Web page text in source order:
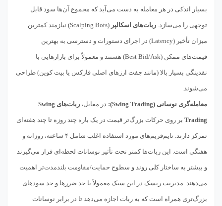
بسیار اندکی در هر معامله به دست می‌آید که مجموع آن‌ها سود قابل
توجهی را می‌سازد. ربات‌های اسکالپر (Scalping Bots) نیازمند کمترین
میزان تأخیر (Latency) در اجرای دستورات و دسترسی به بهترین
قیمت‌های ممکن (Best Bid/Ask) هستند و معمولاً برای بازارهایی با
نقدینگی بسیار بالا (مانند جفت ارزهای اصلی فارکس یا بیت کوین) طراحی
می‌شوند.
معامله‌گری نوسانی (Swing Trading): در مقابل، ربات‌های Swing
Trading بر روی حرکات بزرگ‌تر قیمت در یک بازه چند روزه تا چند هفته‌ای
تمرکز دارند. تایم‌فریم‌های مورد استفاده اغلب شامل ۴ ساعته، روزانه و
هفتگی است. این ربات‌ها کمتر تحت تأثیر نوسانات لحظه‌ای قرار می‌گیرند
و بیشتر به ساختار کلی روند و سطوح حمایت/مقاومت بلندمدت‌تر اهمیت
می‌دهند. مدیریت ریسک در این سبک معمولاً با حد ضررها و حد سودهای
بزرگ‌تری همراه است که به ربات اجازه می‌دهد تا در برابر نوسانات